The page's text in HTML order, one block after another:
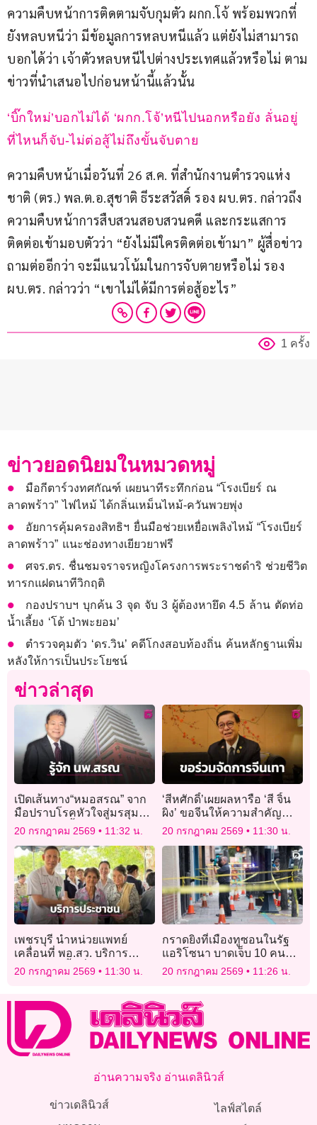
ความคืบหน้าการติดตามจับกุมตัว ผกก.โจ้ พร้อมพวกที่
ยังหลบหนีว่า มีข้อมูลการหลบหนีแล้ว แต่ยังไม่สามารถ
บอกได้ว่า เจ้าตัวหลบหนีไปต่างประเทศแล้วหรือไม่ ตาม
ข่าวที่นำเสนอไปก่อนหน้านี้แล้วนั้น
‘บิ๊กใหม่’บอกไม่ได้ ‘ผกก.โจ้’หนีไปนอกหรือยัง ลั่นอยู่
ที่ไหนก็จับ-ไม่ต่อสู้ไม่ถึงขั้นจับตาย
ความคืบหน้าเมื่อวันที่ 26 ส.ค. ที่สำนักงานตำรวจแห่ง
ชาติ (ตร.) พล.ต.อ.สุชาติ ธีระสวัสดิ์ รอง ผบ.ตร. กล่าวถึง
ความคืบหน้าการสืบสวนสอบสวนคดี และกระแสการ
ติดต่อเข้ามอบตัวว่า “ยังไม่มีใครติดต่อเข้ามา” ผู้สื่อข่าว
ถามต่ออีกว่า จะมีแนวโน้มในการจับตายหรือไม่ รอง
ผบ.ตร. กล่าวว่า “เขาไม่ได้มีการต่อสู้อะไร”
1 ครั้ง
ข่าวยอดนิยมในหมวดหมู่
มือกีตาร์วงทศกัณฑ์ เผยนาทีระทึกก่อน “โรงเบียร์ ณ
ลาดพร้าว” ไฟไหม้ ได้กลิ่นเหม็นไหม้-ควันพวยพุ่ง
อัยการคุ้มครองสิทธิฯ ยื่นมือช่วยเหยื่อเพลิงไหม้ “โรงเบียร์
ลาดพร้าว” แนะช่องทางเยียวยาฟรี
ศจร.ตร. ชื่นชมจราจรหญิงโครงการพระราชดำริ ช่วยชีวิต
ทารกแฝดนาทีวิกฤติ
กองปราบฯ บุกค้น 3 จุด จับ 3 ผู้ต้องหายึด 4.5 ล้าน ตัดท่อ
น้ำเลี้ยง ‘โด้ ป่าพะยอม’
ตำรวจคุมตัว ‘ดร.วิน’ คดีโกงสอบท้องถิ่น ค้นหลักฐานเพิ่ม
หลังให้การเป็นประโยชน์
ข่าวล่าสุด
เปิดเส้นทาง“หมอสรณ” จาก
มือปราบโรคหัวใจสู่มรสุม
ร้อนบนเก้าฮี้“ประธาน
กสทช.”
20 กรกฎาคม 2569 11:32 น.
‘สีหศักดิ์’เผยผลหารือ ‘สี จิ้น
ผิง’ ขอจีนให้ความสำคัญ
จัดการจีนเทา
20 กรกฎาคม 2569 11:30 น.
เพชรบุรี นำหน่วยแพทย์
เคลื่อนที่ พอ.สว. บริการ
ประชาชนพื้นที่ห่างไกล
20 กรกฎาคม 2569 11:30 น.
กราดยิงที่เมืองทูซอนในรัฐ
แอริโซนา บาดเจ็บ 10 คน
รวมผู้ต้องสงสัย
20 กรกฎาคม 2569 11:26 น.
อ่านความจริง อ่านเดลินิวส์
ข่าวเดลินิวส์
ไลฟ์สไตล์